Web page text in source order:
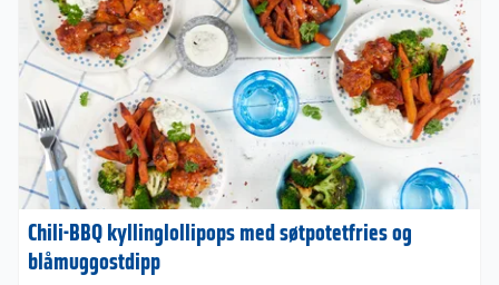
Chili-BBQ kyllinglollipops med søtpotetfries og
blåmuggostdipp